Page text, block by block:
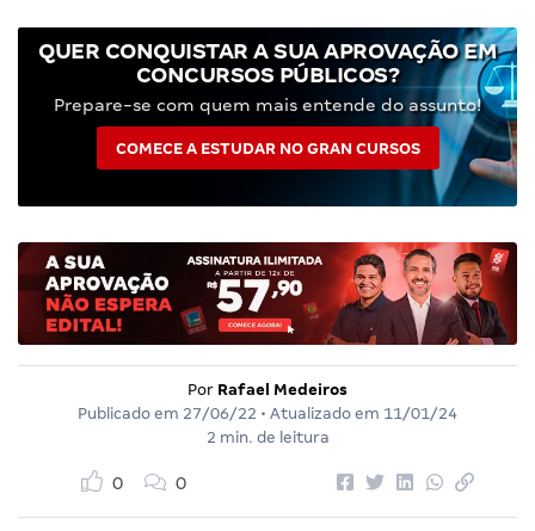
QUER CONQUISTAR A SUA APROVAÇÃO EM
CONCURSOS PÚBLICOS?
Prepare-se com quem mais entende do assunto!
COMECE A ESTUDAR NO GRAN CURSOS
Por Rafael Medeiros
Publicado em 27/06/22 • Atualizado em 11/01/24
2 min. de leitura
0 0